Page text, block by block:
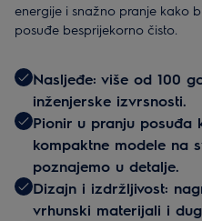
energije i snažno pranje kako
posuđe besprijekorno čisto.
Nasljeđe: više od 100
inženjerske izvrsnosti.
Pionir u pranju posuđa
kompaktne modele na
poznajemo u detalje.
Dizajn i izdržljivost:
vrhunski materijali i